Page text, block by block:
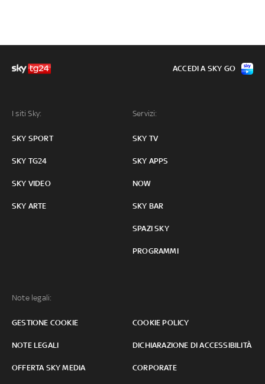
I siti Sky:
SKY SPORT
SKY TG24
SKY VIDEO
SKY ARTE
Servizi:
SKY TV
SKY APPS
NOW
SKY BAR
SPAZI SKY
PROGRAMMI
Note legali:
GESTIONE COOKIE COOKIE POLICY
NOTE LEGALI DICHIARAZIONE DI ACCESSIBILITÀ
OFFERTA SKY MEDIA CORPORATE
ACCEDI A SKY GO